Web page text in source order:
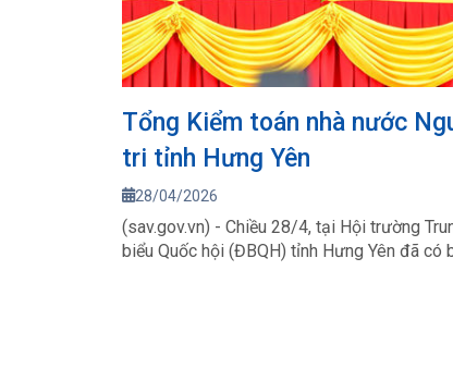
Tổng Kiểm toán nhà nước
tri tỉnh Hưng Yên
28/04/2026
(sav.gov.vn) - Chiều 28/4, tại Hội trường
biểu Quốc hội (ĐBQH) tỉnh Hưng Yên đã